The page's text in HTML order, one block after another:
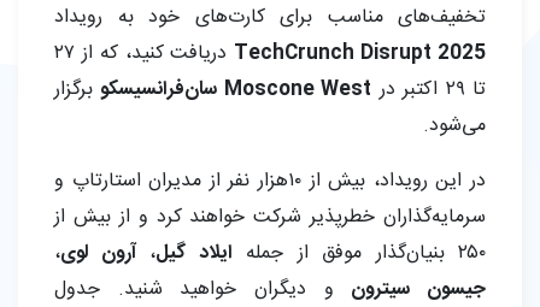
تخفیف‌های مناسب برای کارت‌های خود به رویداد
TechCrunch Disrupt 2025
دریافت کنید، که از ۲۷
تا ۲۹ اکتبر در
Moscone West سان‌فرانسیسکو
برگزار
می‌شود.
در این رویداد، بیش از ۱۰هزار نفر از مدیران استارتاپ‌ و
سرمایه‌گذاران خطرپذیر شرکت خواهند کرد و از بیش از
۲۵۰ بنیان‌گذار موفق از جمله
ایلاد گیل،آرون لوی،
جیسون سیترون و دیگران خواهید شنید. جدول